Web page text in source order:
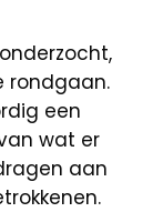
rondgaan.
een
wat er
aan